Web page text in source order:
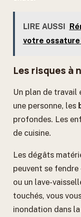
LIRE AUSSI
votre ossature
Les risques à
Un plan de travail
une personne, les
profondes. Les
de cuisine.
Les dégâts
peuvent se
ou un lave-
touchés, vous
inondation dans